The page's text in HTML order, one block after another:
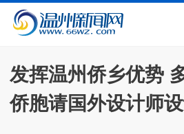
发挥温州侨乡优势
侨胞请国外设计师